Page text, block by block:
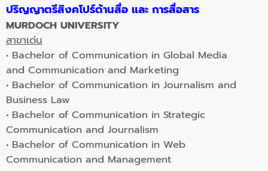
ปริญญาตรีสิงคโปร์ด้านสื่อ และ การสื่อสาร
MURDOCH UNIVERSITY
สาขาเด่น
• Bachelor of Communication in Global Media
and Communication and Marketing
• Bachelor of Communication in Journalism and
Business Law
• Bachelor of Communication in Strategic
Communication and Journalism
• Bachelor of Communication in Web
Communication and Management